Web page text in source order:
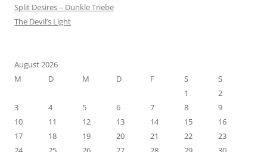
Split Desires – Dunkle Triebe
The Devil’s Light
August 2026
M
D M D F S
S
1
2
3
4 5 6 7 8
9
10
11 12 13 14 15
16
17
18 19 20 21 22
23